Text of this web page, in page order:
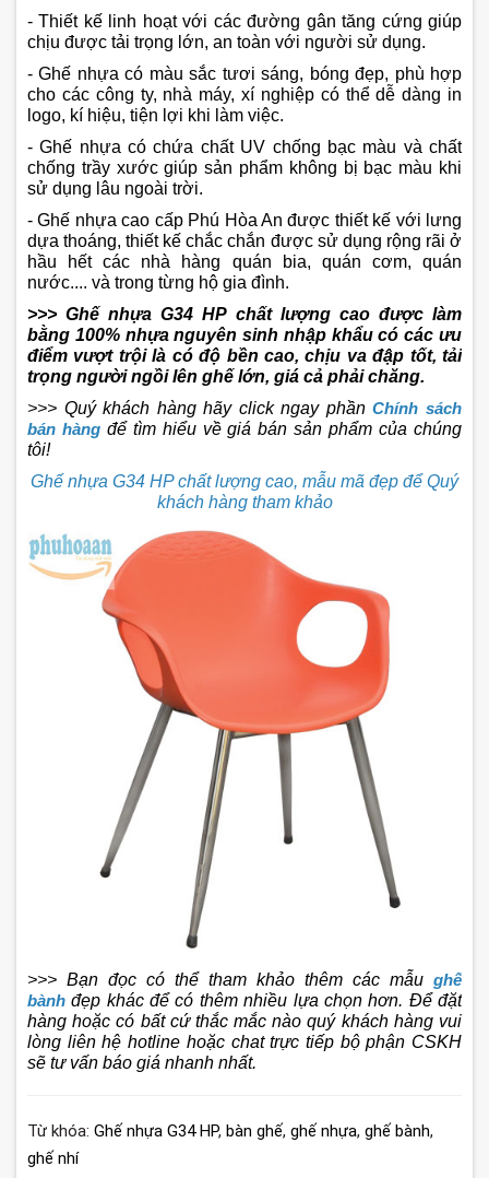
- Thiết kế linh hoạt với các đường gân tăng cứng giúp
chịu được tải trọng lớn, an toàn với người sử dụng.
- Ghế nhựa có màu sắc tươi sáng, bóng đẹp, phù hợp
cho các công ty, nhà máy, xí nghiệp có thể dễ dàng in
logo, kí hiệu, tiện lợi khi làm việc.
- Ghế nhựa có chứa chất UV chống bạc màu và chất
chống trầy xước giúp sản phẩm không bị bạc màu khi
sử dụng lâu ngoài trời.
- Ghế nhựa cao cấp Phú Hòa An được thiết kế với lưng
dựa thoáng, thiết kế chắc chắn được sử dụng rộng rãi ở
hầu hết các nhà hàng quán bia, quán cơm, quán
nước.... và trong từng hộ gia đình.
>>> Ghế nhựa G34 HP chất lượng cao được làm
bằng 100% nhựa nguyên sinh nhập khẩu có các ưu
điểm vượt trội là có độ bền cao, chịu va đập tốt, tải
trọng người ngồi lên ghế lớn, giá cả phải chăng.
>>> Quý khách hàng hãy click ngay phầnChính sách
bán hàngđể tìm hiểu về giá bán sản phẩm của chúng
tôi!
Ghế nhựa G34 HP chất lượng cao, mẫu mã đẹp để Quý
khách hàng tham khảo
>>> Bạn đọc có thể tham khảo thêm các mẫu ghế
bành đẹp khác để có thêm nhiều lựa chọn hơn. Để đặt
hàng hoặc có bất cứ thắc mắc nào quý khách hàng vui
lòng liên hệ hotline hoặc chat trực tiếp bộ phận CSKH
sẽ tư vấn báo giá nhanh nhất.
Từ khóa: Ghế nhựa G34 HP, bàn ghế, ghế nhựa, ghế bành,
ghế nhí